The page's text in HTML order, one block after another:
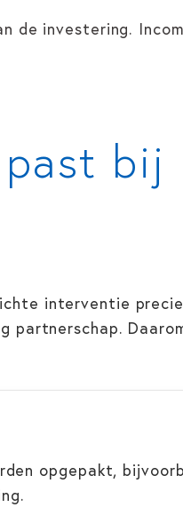
investering.
bij
interventie
opgepakt,